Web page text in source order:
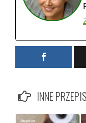
INNE